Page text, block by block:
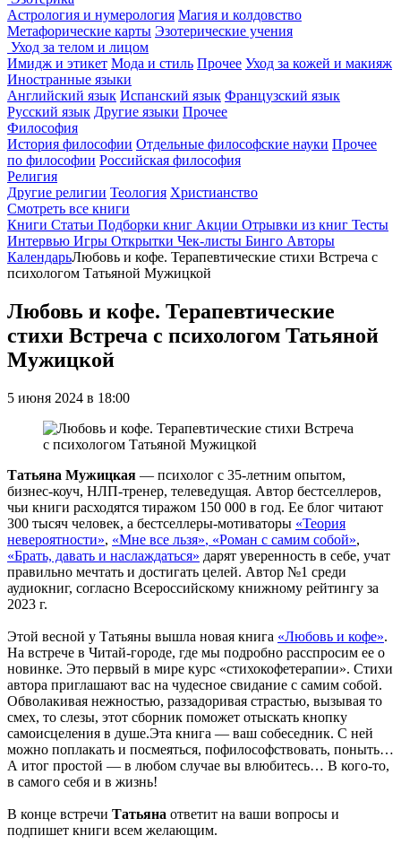
Астрология и нумерология Магия и колдовство
Метафорические карты Эзотерические учения
Уход за телом и лицом
Имидж и этикет Мода и стиль Прочее Уход за кожей и макияж
Иностранные языки
Английский язык Испанский язык Французский язык
Русский язык Другие языки Прочее
Философия
История философии Отдельные философские науки Прочее
по философии Российская философия
Религия
Другие религии Теология Христианство
Смотреть все книги
Книги Статьи Подборки книг Акции Отрывки из книг Тесты
Интервью Игры Открытки Чек-листы Бинго Авторы
КалендарьЛюбовь и кофе. Терапевтические стихи Встреча с
психологом Татьяной Мужицкой
Любовь и кофе. Терапевтические
стихи Встреча с психологом Татьяной
Мужицкой
5 июня 2024 в 18:00
Татьяна Мужицкая — психолог с 35-летним опытом,
бизнес-коуч, НЛП-тренер, телеведущая. Автор бестселлеров,
чьи книги расходятся тиражом 150 000 в год. Ее блог читают
300 тысяч человек, а бестселлеры-мотиваторы «Теория
невероятности», «Мне все льзя», «Роман с самим собой»,
«Брать, давать и наслаждаться» дарят уверенность в себе, учат
правильно мечтать и достигать целей. Автор №1 среди
аудиокниг, согласно Всероссийскому книжному рейтингу за
2023 г.
Этой весной у Татьяны вышла новая книга «Любовь и кофе».
На встрече в Читай-городе, где мы подробно расспросим ее о
новинке. Это первый в мире курс «стихокофетерапии». Стихи
автора приглашают вас на чудесное свидание с самим собой.
Обволакивая нежностью, раззадоривая страстью, вызывая то
смех, то слезы, этот сборник поможет отыскать кнопку
самоисцеления в душе.Эта книга — ваш собеседник. С ней
можно поплакать и посмеяться, пофилософствовать, поныть…
А итог простой — в любом случае вы влюбитесь… В кого-то,
в самого себя и в жизнь!
В конце встречи Татьяна ответит на ваши вопросы и
подпишет книги всем желающим.